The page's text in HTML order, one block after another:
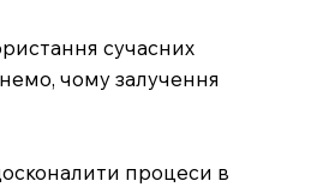
сучасних
чому залучення
процеси в